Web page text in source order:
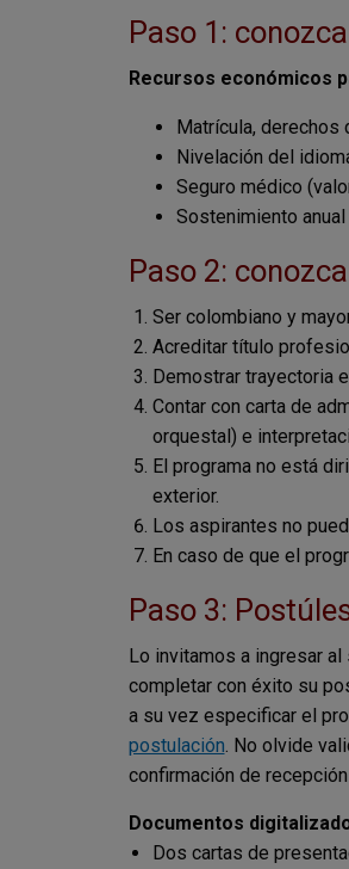
Paso 1:
Recursos económicos
Matrícula, derechos
Nivelación del
Seguro médico
Sostenimiento
Paso 2:
Ser colombiano y
Acreditar título
Demostrar trayectoria
Contar con carta de
orquestal) e
El programa no está
exterior.
Los aspirantes no
En caso de que el
Paso 3:
Lo invitamos a ingresar al
completar con éxito su
a su vez especificar el
postulación. No olvide
confirmación de
Documentos
Dos cartas de